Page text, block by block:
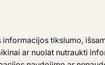
tikslumo,
ar nuolat nutraukti